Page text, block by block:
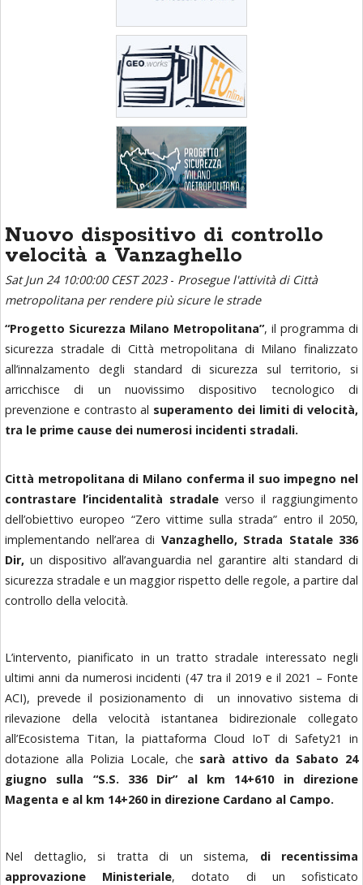
Nuovo dispositivo di controllo
velocità a Vanzaghello
Sat Jun 24 10:00:00 CEST 2023- Prosegue l'attività di Città
metropolitana per rendere più sicure le strade
“Progetto Sicurezza Milano Metropolitana”, il programma di
sicurezza stradale di Città metropolitana di Milano finalizzato
all’innalzamento degli standard di sicurezza sul territorio, si
arricchisce di un nuovissimo dispositivo tecnologico di
prevenzione e contrasto al superamento dei limiti di velocità,
tra le prime cause dei numerosi incidenti stradali.
Città metropolitana di Milano conferma il suo impegno nel
contrastare l’incidentalità stradale verso il raggiungimento
dell’obiettivo europeo “Zero vittime sulla strada” entro il 2050,
implementando nell’area di Vanzaghello, Strada Statale 336
Dir, un dispositivo all’avanguardia nel garantire alti standard di
sicurezza stradale e un maggior rispetto delle regole, a partire dal
controllo della velocità.
L’intervento, pianificato in un tratto stradale interessato negli
ultimi anni da numerosi incidenti (47 tra il 2019 e il 2021 – Fonte
ACI), prevede il posizionamento di un innovativo sistema di
rilevazione della velocità istantanea bidirezionale collegato
all’Ecosistema Titan, la piattaforma Cloud IoT di Safety21 in
dotazione alla Polizia Locale, che sarà attivo da Sabato 24
giugno sulla “S.S. 336 Dir” al km 14+610 in direzione
Magenta e al km 14+260 in direzione Cardano al Campo.
Nel dettaglio, si tratta di un sistema, di recentissima
approvazione Ministeriale, dotato di un sofisticato